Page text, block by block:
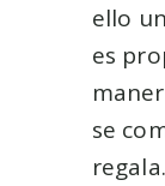
ello
es
se